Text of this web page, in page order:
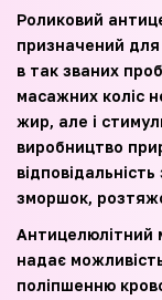
Роликовий
призначений
в так званих
масажних коліс
жир, але і
виробництво
зморшок,
Антицелюлітний
надає
поліпшенню